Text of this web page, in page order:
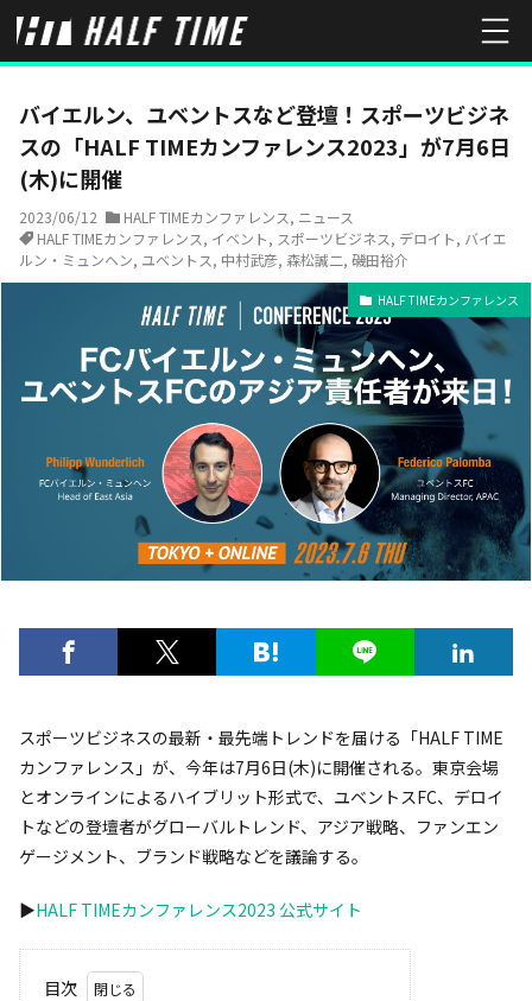
HOME ニュース HALF TIMEカンファレンス バイエルン、ユ
バイエルン、ユベントスなど登壇！スポーツビジネ
スの「HALF TIMEカンファレンス2023」が7月6日
(木)に開催
2023/06/12 HALF TIMEカンファレンス, ニュース
HALF TIMEカンファレンス, イベント, スポーツビジネス, デロイト, バイエ
ルン・ミュンヘン, ユベントス, 中村武彦, 森松誠二, 磯田裕介
HALF TIMEカンファレンス
スポーツビジネスの最新・最先端トレンドを届ける「HALF TIME
カンファレンス」が、今年は7月6日(木)に開催される。東京会場
とオンラインによるハイブリット形式で、ユベントスFC、デロイ
トなどの登壇者がグローバルトレンド、アジア戦略、ファンエン
ゲージメント、ブランド戦略などを議論する。
▶︎HALF TIMEカンファレンス2023 公式サイト
目次